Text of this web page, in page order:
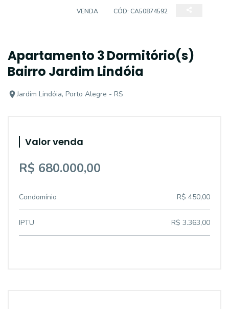
VENDA CÓD: CA50874592
Apartamento 3 Dormitório(s)
Bairro Jardim Lindóia
Jardim Lindóia, Porto Alegre - RS
Valor venda
R$ 680.000,00
Condomínio R$ 450,00
IPTU R$ 3.363,00